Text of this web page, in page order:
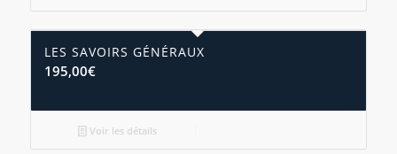
LES SAVOIRS GÉNÉRAUX
195,00€
Voir les détails